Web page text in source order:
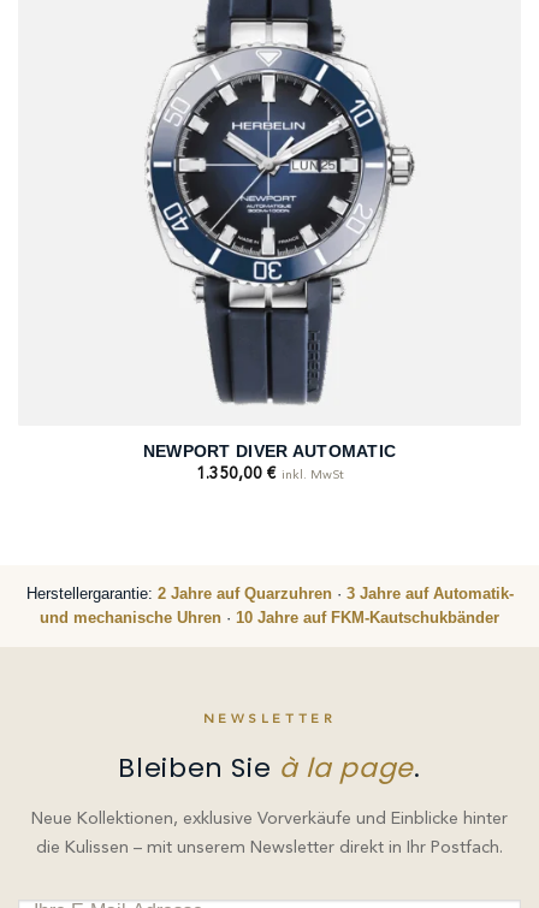
NEWPORT DIVER AUTOMATIC
1.350,00 € inkl. MwSt
Herstellergarantie: 2 Jahre auf Quarzuhren· 3 Jahre auf Automatik-
und mechanische Uhren · 10 Jahre auf FKM-Kautschukbänder
NEWSLETTER
Bleiben Sie à la page.
Neue Kollektionen, exklusive Vorverkäufe und Einblicke hinter
die Kulissen – mit unserem Newsletter direkt in Ihr Postfach.